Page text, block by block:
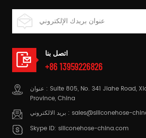
اتصل بنا
+86 13959226826
عنوان : Suite 805, No. 341 Jiahe Road, Xiamen City, Fujian
Province, China
بريد الالكتروني : sales@siliconehose-
Skype ID: siliconehose-china.com